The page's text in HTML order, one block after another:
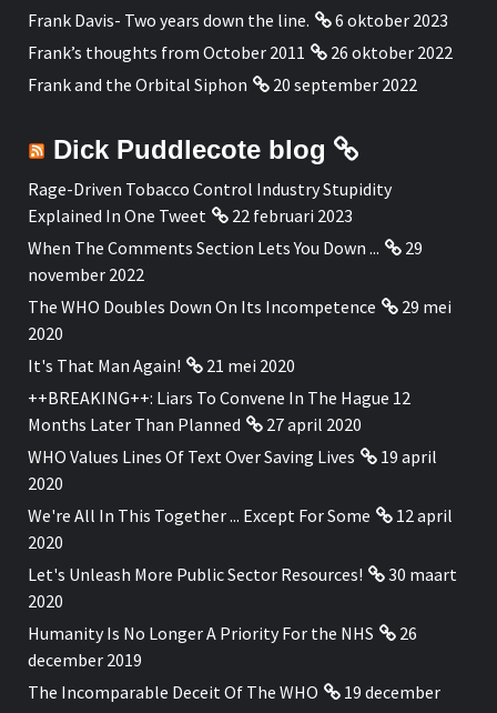
Frank Davis- Two years down the line.
6 oktober 2023
Frank’s thoughts from October 2011
26 oktober 2022
Frank and the Orbital Siphon
20 september 2022
Dick Puddlecote blog
Rage-Driven Tobacco Control Industry Stupidity
Explained In One Tweet
22 februari 2023
When The Comments Section Lets You Down ...
29
november 2022
The WHO Doubles Down On Its Incompetence
29 mei
2020
It's That Man Again!
21 mei 2020
++BREAKING++: Liars To Convene In The Hague 12
Months Later Than Planned
27 april 2020
WHO Values Lines Of Text Over Saving Lives
19 april
2020
We're All In This Together ... Except For Some
12 april
2020
Let's Unleash More Public Sector Resources!
30 maart
2020
Humanity Is No Longer A Priority For the NHS
26
december 2019
The Incomparable Deceit Of The WHO
19 december